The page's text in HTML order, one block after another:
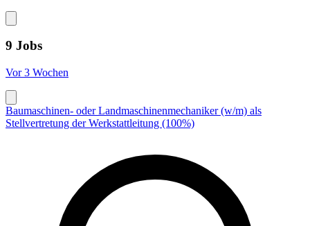
9 Jobs
Vor 3 Wochen
Baumaschinen- oder Landmaschinenmechaniker (w/m) als
Stellvertretung der Werkstattleitung (100%)